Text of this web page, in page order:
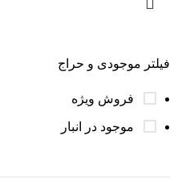
فیلتر موجودی و حراج
فروش ویژه
موجود در انبار